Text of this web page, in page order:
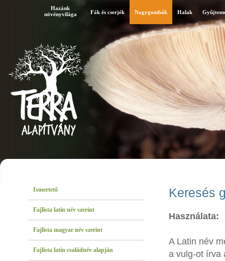
Hazánk
növényvilága
Fák és cserjék Nagygombák Halak
Ismertető
Fajlista latin név szerint
Fajlista magyar név szerint
Fajlista latin családnév alapján
Keresés
Használata:
A Latin név
a vulg-ot írva